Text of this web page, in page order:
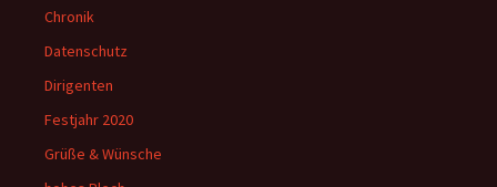
Chronik
Datenschutz
Dirigenten
Festjahr 2020
Grüße & Wünsche